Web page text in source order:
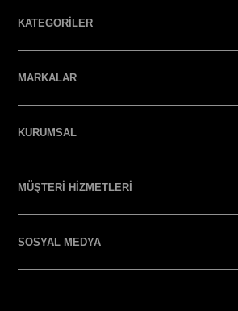
KATEGORİLER
MARKALAR
KURUMSAL
MÜŞTERİ HİZMETLERİ
SOSYAL MEDYA